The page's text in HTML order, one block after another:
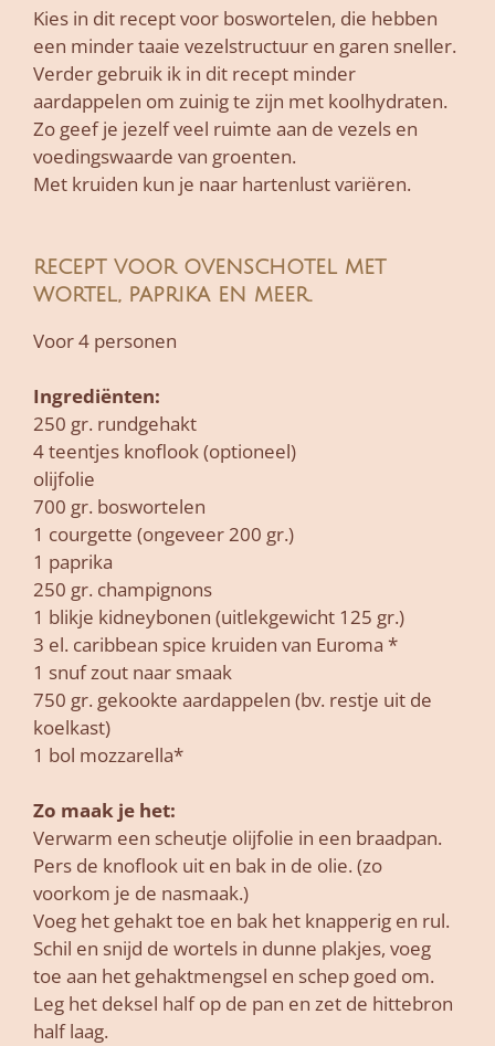
Kies in dit recept voor boswortelen, die hebben
een minder taaie vezelstructuur en garen sneller.
Verder gebruik ik in dit recept minder
aardappelen om zuinig te zijn met koolhydraten.
Zo geef je jezelf veel ruimte aan de vezels en
voedingswaarde van groenten.
Met kruiden kun je naar hartenlust variëren.
recept voor ovenschotel met
wortel, paprika en meer.
Voor 4 personen
Ingrediënten:
250 gr. rundgehakt
4 teentjes knoflook (optioneel)
olijfolie
700 gr. boswortelen
1 courgette (ongeveer 200 gr.)
1 paprika
250 gr. champignons
1 blikje kidneybonen (uitlekgewicht 125 gr.)
3 el. caribbean spice kruiden van Euroma *
1 snuf zout naar smaak
750 gr. gekookte aardappelen (bv. restje uit de
koelkast)
1 bol mozzarella*
Zo maak je het:
Verwarm een scheutje olijfolie in een braadpan.
Pers de knoflook uit en bak in de olie. (zo
voorkom je de nasmaak.)
Voeg het gehakt toe en bak het knapperig en rul.
Schil en snijd de wortels in dunne plakjes, voeg
toe aan het gehaktmengsel en schep goed om.
Leg het deksel half op de pan en zet de hittebron
half laag.